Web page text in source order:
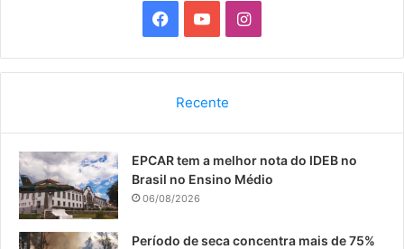
a
b
o
o
o
u
e
I
n
a
r
Recente
EPCAR tem a melhor nota do IDEB no
Brasil no Ensino Médio
06/08/2026
Período de seca concentra mais de 75%